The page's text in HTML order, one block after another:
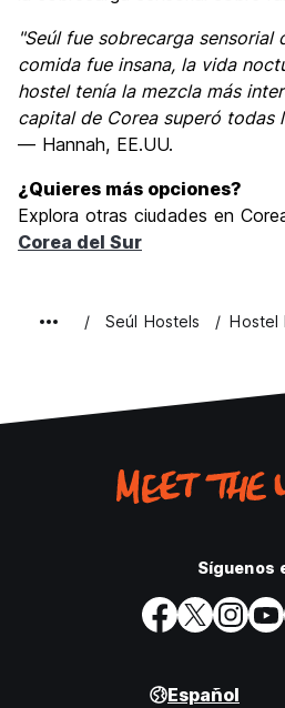
"Seúl fue sobrecarga sensorial
comida fue insana, la vida
hostel tenía la mezcla más
capital de Corea superó todas
— Hannah, EE.UU.
¿Quieres más opciones?
Explora otras ciudades en
Corea del Sur
Seúl Hostels Hostel
Síguenos
Español